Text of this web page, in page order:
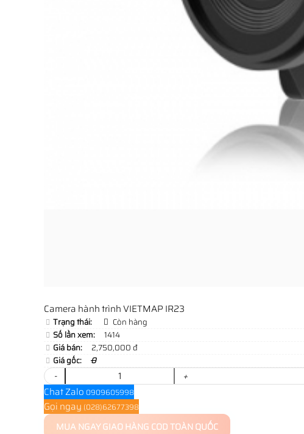
Camera hành trình VIETMAP IR23
Trạng thái:
Còn hàng
Số lần xem:
1414
Giá bán:
2,750,000 đ
Giá gốc:
0
-
+
Chat Zalo 0909605998
Gọi ngay (028)62677398
MUA NGAYGIAO HÀNG COD TOÀN QUỐC